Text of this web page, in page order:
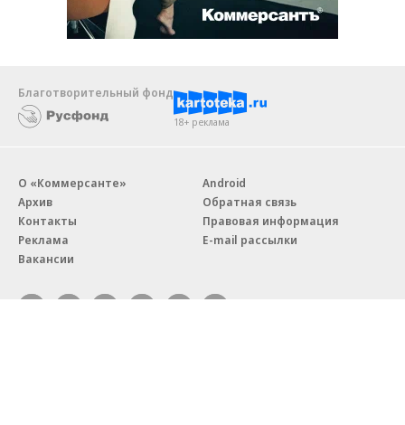
Благотворительный фонд
18+ реклама
О «Коммерсанте»
Архив
Контакты
Реклама
Вакансии
Android
Обратная связь
Правовая информация
E-mail рассылки